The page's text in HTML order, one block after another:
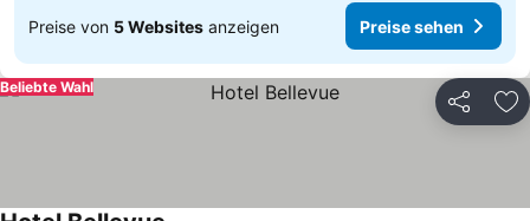
Preise von 5 Websites anzeigen Preise sehen
Teilen
Beliebte Wahl